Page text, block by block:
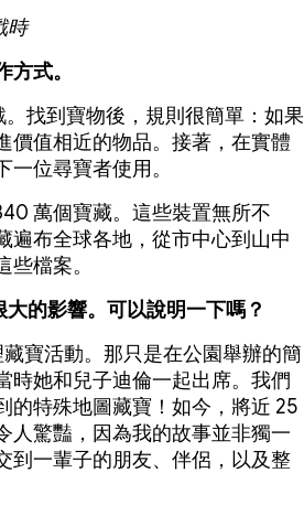
時
式。
找到寶物後，規則很簡單：如果
價值相近的物品。接著，在實體
位尋寶者使用。
萬個寶藏。這些裝置無所不
遍布全球各地，從市中心到山中
檔案。
的影響。可以說明一下嗎？
寶活動。那只是在公園舉辦的簡
時她和兒子迪倫一起出席。我們
的特殊地圖藏寶！如今，將近 25
人驚豔，因為我的故事並非獨一
到一輩子的朋友、伴侶，以及整